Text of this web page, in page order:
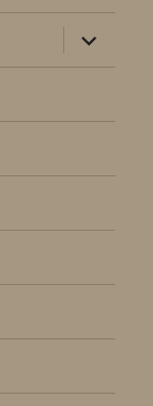
раскрыть
дочернее
меню